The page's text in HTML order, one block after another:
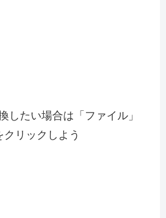
したい場合は「ファイル」
リックしよう